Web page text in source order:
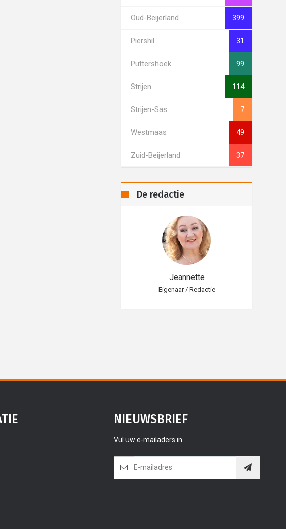
Oud-Beijerland 399
Piershil 31
Puttershoek 99
Strijen 114
Strijen-Sas 7
Westmaas 49
Zuid-Beijerland 37
De redactie
Jeannette
Eigenaar / Redactie
NIEUWSBRIEF
Vul uw e-mailaders in